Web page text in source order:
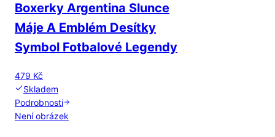
Boxerky Argentina Slunce
Máje A Emblém Desítky
Symbol Fotbalové Legendy
479 Kč
Skladem
Podrobnosti
Není obrázek